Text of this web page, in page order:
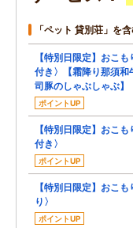
「ペット 貸別荘」を
【特別日限定】おこ
付き〉【霜降り那須和
司豚のしゃぶしゃぶ】
ポイントUP
【特別日限定】おこ
付き〉
ポイントUP
【特別日限定】おこ
り〉
ポイントUP